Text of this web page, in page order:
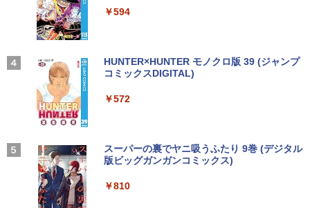
Pad X280/第8世代 Core i5/メモリ:8GB/
SSD:256GB/512GB/1TB/12.5型/Webカ
C/中古 パソコン 中古PC 中古ノートパソ
【整備済み品】 15.6インチ 第11世代Inte
【中古・Aランク】富士通 ESPRIMO D5
線LAN DVD ドライブ 4K対応 省スペース
中古PC 整備済み品 90日保証 送料無料
￥28,800
【全品最大2500円OFFクーポン】【22イ
ンチ 液晶+新品キーボード＆新品無線マ
デスクトップPC 第4世代Core-i7 Office
SB ポート/VESAマウント/スピーカー内
蔵/リモコン
￥12,149
アイ・オー・データ ワイド液晶ディスプ
レイ 21.5/23.8/27型 1920×1080/アナロ
り/よりサステナブルなディスプレイへ/3
んのおうち（1～40巻） （0） [ 中脇 初
枝 ]
￥26,400
80代になるとたいていボケるか死ぬ。70
代は神様から与えられた特別な時間 （幻
￥14,990
【2026年アップグレード版】AOKIMI ワイヤ
レスイヤホン bluetooth イヤホン V12 小型
るーとゅーす コードレス ENCノイズキャン
￥1,964
On My Road (Stadium ver.)
BUGS LIFE
￥1,117
by Amazon 炭酸水 ラベルレス 500ml ×24本
art Basic)
コカ・コーラ やかんの麦茶 from 爽健美茶 ラ
￥594
HUNTER×HUNTER モノクロ版 39 (ジャンプ
コミックスDIGITAL)
￥572
スーパーの裏でヤニ吸うふたり 9巻 (デジタル
版ビッグガンガンコミックス)
￥810